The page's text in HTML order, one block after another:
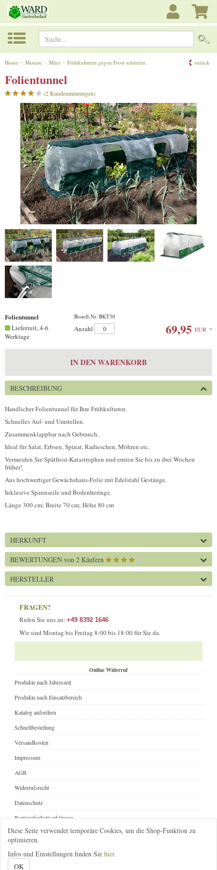
Diese Seite verwendet temporäre Cookies, um die Shop-Funktion zu
optimieren.
Infos und Einstellungen finden Sie hier.
OK
Suche...
Home Monate März Frühkulturen gegen Frost schützen. zurück
Folientunnel
(2 Kundenmeinungen)
Folientunnel Bestell-Nr. BKT30
Lieferzeit, 4-6
Werktage
Anzahl 69,95 EUR *
IN DEN WARENKORB
BESCHREIBUNG
Handlicher Folientunnel für Ihre Frühkulturen.
Schnelles Auf- und Umstellen.
Zusammenklappbar nach Gebrauch.
Ideal für Salat, Erbsen, Spinat, Radieschen, Möhren etc.
Vermeiden Sie Spätfrost-Katastrophen und ernten Sie bis zu drei Wochen
früher!
Aus hochwertiger Gewächshaus-Folie mit Edelstahl Gestänge.
Inklusive Spannseile und Bodenheringe.
Länge 300 cm; Breite 70 cm; Höhe 80 cm
HERKUNFT
BEWERTUNGEN von 2 Käufern
HERSTELLER
FRAGEN?
Rufen Sie uns an: +49 8392 1646
Wir sind Montag bis Freitag 8:00 bis 18:00 für Sie da.
Online Widerruf
Produkte nach Jahreszeit
Produkte nach Einsatzbereich
Katalog anfordern
Schnellbestellung
Versandkosten
Impressum
AGB
Widerrufsrecht
Datenschutz
Barrierefreiheitserklärung
Online Widerruf
08392-1646 infos@gartenbedarf-versand.de
Gartenbedarf-Versand, Richard Ward